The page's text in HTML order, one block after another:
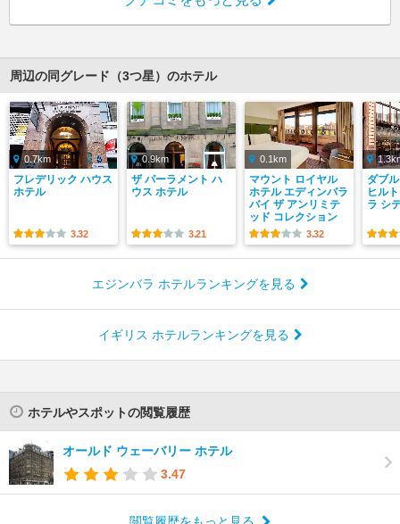
周辺の同グレード（3つ星）のホテル
0.7km
フレデリック ハウス
ホテル
3.32
0.9km
ザ パーラメント ハ
ウス ホテル
3.21
0.1km
マウント ロイヤル
ホテル エディンバラ
バイ ザ アンリミテ
ッド コレクション
3.32
ダブ
ヒル
ラ シ
エジンバラ ホテルランキングを見る
イギリス ホテルランキングを見る
ホテルやスポットの閲覧履歴
オールド ウェーバリー ホテル
3.47
閲覧履歴をもっと見る